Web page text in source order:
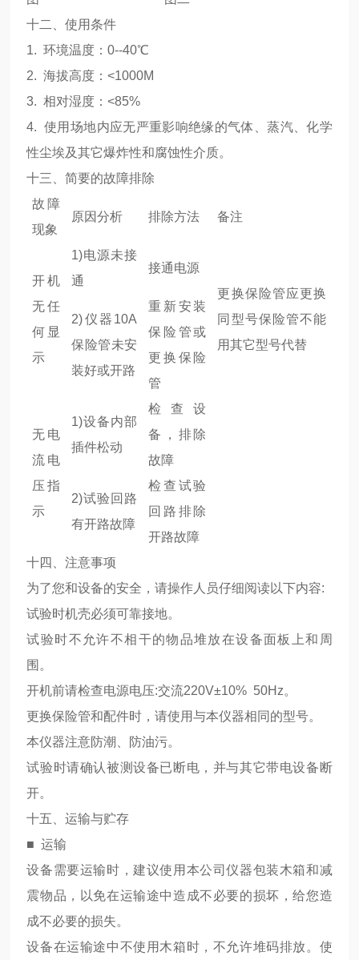
十二、使用条件
1. 环境温度：0--40℃
2. 海拔高度：<1000M
3. 相对湿度：<85%
4. 使用场地内应无严重影响绝缘的气体、蒸汽、化学
性尘埃及其它爆炸性和腐蚀性介质。
十三、简要的故障排除
故障
现象
原因分析 排除方法 备注
开机
无任
何显
示
1)电源未接
通
接通电源
更换保险管应更换
同型号保险管不能
用其它型号代替
2)仪器10A
保险管未安
装好或开路
重新安装
保险管或
更换保险
管
无电
流电
压指
示
1)设备内部
插件松动
检查设
备，排除
故障
2)试验回路
有开路故障
检查试验
回路排除
开路故障
十四、注意事项
为了您和设备的安全，请操作人员仔细阅读以下内容:
试验时机壳必须可靠接地。
试验时不允许不相干的物品堆放在设备面板上和周
围。
开机前请检查电源电压:交流220V±10% 50Hz。
更换保险管和配件时，请使用与本仪器相同的型号。
本仪器注意防潮、防油污。
试验时请确认被测设备已断电，并与其它带电设备断
开。
十五、运输与贮存
■ 运输
设备需要运输时，建议使用本公司仪器包装木箱和减
震物品，以免在运输途中造成不必要的损坏，给您造
成不必要的损失。
设备在运输途中不使用木箱时，不允许堆码排放。使